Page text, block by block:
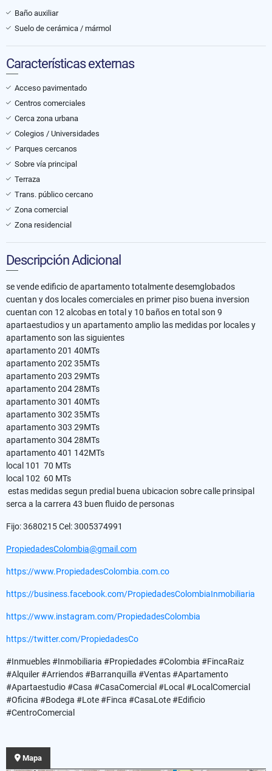
Baño auxiliar
Suelo de cerámica / mármol
Características externas
Acceso pavimentado
Centros comerciales
Cerca zona urbana
Colegios / Universidades
Parques cercanos
Sobre vía principal
Terraza
Trans. público cercano
Zona comercial
Zona residencial
Descripción Adicional
se vende edificio de apartamento totalmente desemglobados
cuentan y dos locales comerciales en primer piso buena inversion
cuentan con 12 alcobas en total y 10 baños en total son 9
apartaestudios y un apartamento amplio las medidas por locales y
apartamento son las siguientes
apartamento 201 40MTs
apartamento 202 35MTs
apartamento 203 29MTs
apartamento 204 28MTs
apartamento 301 40MTs
apartamento 302 35MTs
apartamento 303 29MTs
apartamento 304 28MTs
apartamento 401 142MTs
local 101 70 MTs
local 102 60 MTs
estas medidas segun predial buena ubicacion sobre calle prinsipal
serca a la carrera 43 buen fluido de personas
Fijo: 3680215 Cel: 3005374991
PropiedadesColombia@gmail.com
https://www.PropiedadesColombia.com.co
https://business.facebook.com/PropiedadesColombiaInmobiliaria
https://www.instagram.com/PropiedadesColombia
https://twitter.com/PropiedadesCo
#Inmuebles #Inmobiliaria #Propiedades #Colombia #FincaRaiz
#Alquiler #Arriendos #Barranquilla #Ventas #Apartamento
#Apartaestudio #Casa #CasaComercial #Local #LocalComercial
#Oficina #Bodega #Lote #Finca #CasaLote #Edificio
#CentroComercial
Mapa